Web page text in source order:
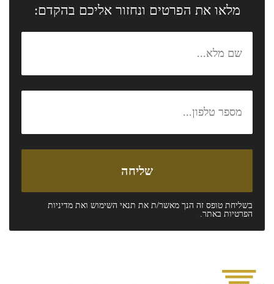
מלאו את הפרטים ונחזור אליכם בהקדם:
בשליחת טופס זה הנך מאשר/ת את תנאי השימוש ואת מדיניות
הפרטיות באתר.